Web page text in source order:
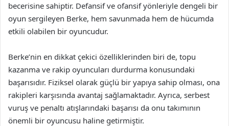
becerisine sahiptir. Defansif ve ofansif yönleriyle dengeli bir
oyun sergileyen Berke, hem savunmada hem de hücumda
etkili olabilen bir oyuncudur.
Berke’nin en dikkat çekici özelliklerinden biri de, topu
kazanma ve rakip oyuncuları durdurma konusundaki
başarısıdır. Fiziksel olarak güçlü bir yapıya sahip olması, ona
rakipleri karşısında avantaj sağlamaktadır. Ayrıca, serbest
vuruş ve penaltı atışlarındaki başarısı da onu takımının
önemli bir oyuncusu haline getirmiştir.